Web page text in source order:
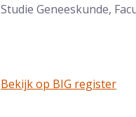
Studie Geneeskunde,
Bekijk op BIG register